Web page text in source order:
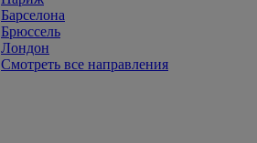
Барселона
Брюссель
Лондон
Смотреть все направления